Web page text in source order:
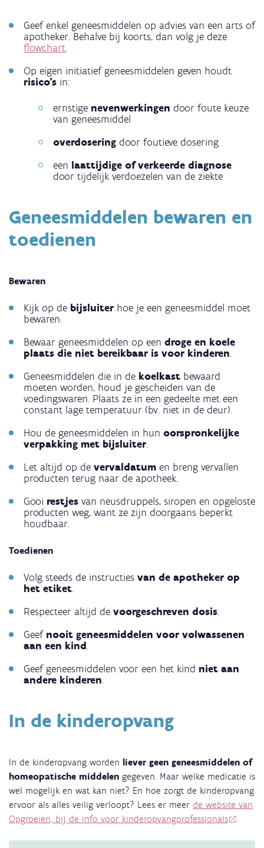
Geef enkel geneesmiddelen op advies van een arts of
apotheker. Behalve bij koorts, dan volg je deze
flowchart.
Op eigen initiatief geneesmiddelen geven houdt
risico’s in:
ernstige nevenwerkingen door foute keuze
van geneesmiddel
overdosering door foutieve dosering
een laattijdige of verkeerde diagnose
door tijdelijk verdoezelen van de ziekte
Geneesmiddelen bewaren en
toedienen
Bewaren
Kijk op de bijsluiter hoe je een geneesmiddel moet
bewaren.
Bewaar geneesmiddelen op een droge en koele
plaats die niet bereikbaar is voor kinderen.
Geneesmiddelen die in de koelkast bewaard
moeten worden, houd je gescheiden van de
voedingswaren. Plaats ze in een gedeelte met een
constant lage temperatuur (bv. niet in de deur).
Hou de geneesmiddelen in hun oorspronkelijke
verpakking met bijsluiter.
Let altijd op de vervaldatum en breng vervallen
producten terug naar de apotheek.
Gooi restjes van neusdruppels, siropen en opgeloste
producten weg, want ze zijn doorgaans beperkt
houdbaar.
Toedienen
Volg steeds de instructies van de apotheker op
het etiket.
Respecteer altijd de voorgeschreven dosis.
Geef nooit geneesmiddelen voor volwassenen
aan een kind.
Geef geneesmiddelen voor een het kind niet aan
andere kinderen.
In de kinderopvang
In de kinderopvang worden liever geen geneesmiddelen of
homeopatische middelen gegeven. Maar welke medicatie is
wel mogelijk en wat kan niet? En hoe zorgt de kinderopvang
ervoor als alles veilig verloopt? Lees er meer de website van
Opgroeien, bij de info voor kinderopvangprofessionals
.